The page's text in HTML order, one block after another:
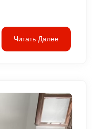
Читать Далее